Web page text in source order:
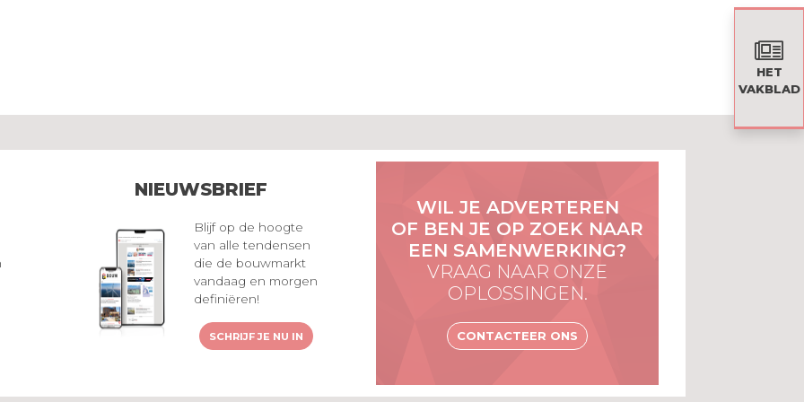
HET
VAKBLAD
NIEUWSBRIEF
Blijf op de hoogte
van alle tendensen
die de bouwmarkt
vandaag en morgen
definiëren!
SCHRIJF JE NU IN
WIL JE ADVERTEREN
OF BEN JE OP ZOEK NAAR
EEN SAMENWERKING?
VRAAG NAAR ONZE
OPLOSSINGEN.
CONTACTEER ONS